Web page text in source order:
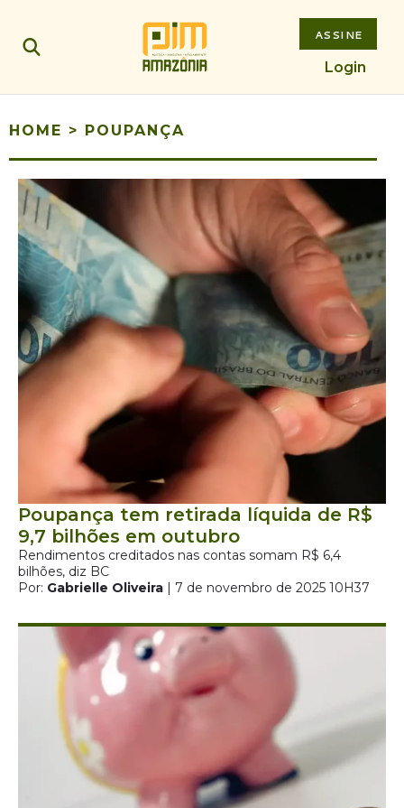
ASSINE
Login
HOME > POUPANÇA
Poupança tem retirada líquida de R$
9,7 bilhões em outubro
Rendimentos creditados nas contas somam R$ 6,4
bilhões, diz BC
Por: Gabrielle Oliveira | 7 de novembro de 2025 10H37